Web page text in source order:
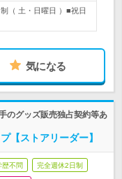
土・日曜日 ）■祝日
気になる
のグッズ販売独占契約等あ
【ストアリーダー】
歴不問 完全週休2日制